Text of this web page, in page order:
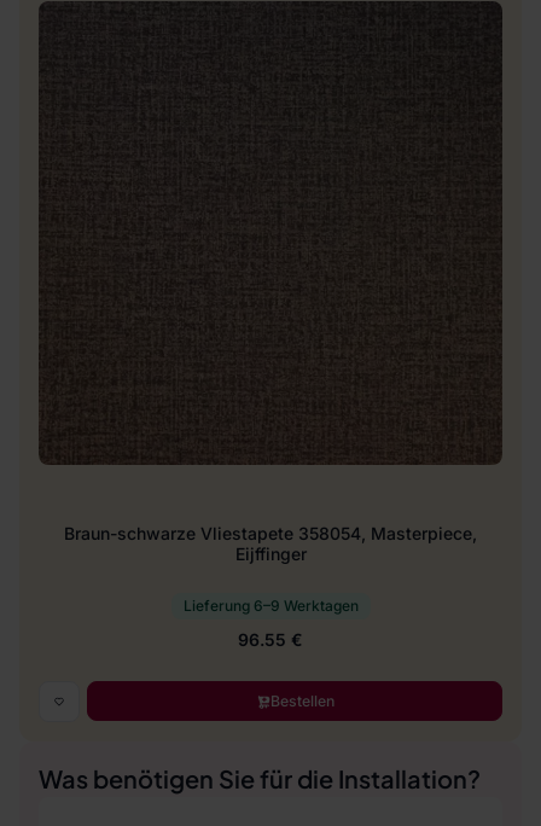
Braun-schwarze Vliestapete 358054, Masterpiece,
Eijffinger
Lieferung 6–9 Werktagen
96.55 €
Bestellen
Was benötigen Sie für die Installation?